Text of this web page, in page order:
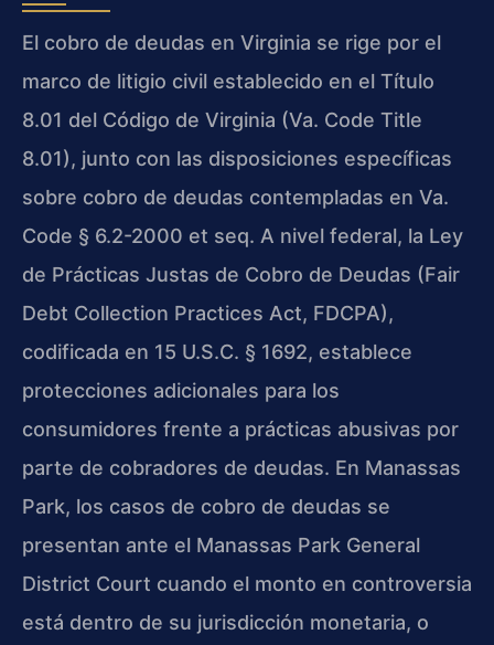
El cobro de deudas en Virginia se rige por el
marco de litigio civil establecido en el Título
8.01 del Código de Virginia (Va. Code Title
8.01), junto con las disposiciones específicas
sobre cobro de deudas contempladas en Va.
Code § 6.2-2000 et seq. A nivel federal, la Ley
de Prácticas Justas de Cobro de Deudas (Fair
Debt Collection Practices Act, FDCPA),
codificada en 15 U.S.C. § 1692, establece
protecciones adicionales para los
consumidores frente a prácticas abusivas por
parte de cobradores de deudas. En Manassas
Park, los casos de cobro de deudas se
presentan ante el Manassas Park General
District Court cuando el monto en controversia
está dentro de su jurisdicción monetaria, o